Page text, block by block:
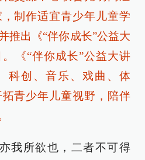
制作适宜青少年儿童学
推出《“伴你成长”公益大
《“伴你成长”公益大讲
科创、音乐、戏曲、体
青少年儿童视野，陪伴
我所欲也，二者不可得